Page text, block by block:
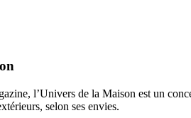
l’Univers de la Maison est un
selon ses envies.